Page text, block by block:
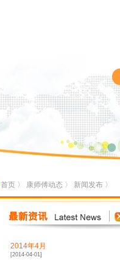
首页 〉 康师傅动态 〉 新闻发布 〉
2014年4月
[2014-04-01]